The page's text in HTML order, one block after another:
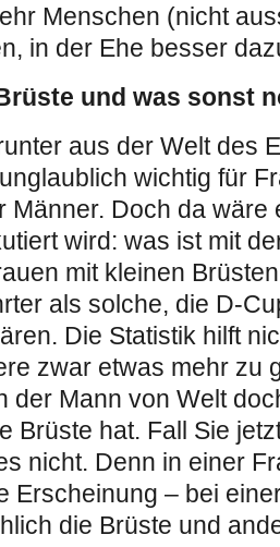
Menschen (nicht
in der Ehe besser
und was sonst
aus der Welt des
wichtig für
Männer. Doch da wäre
wird: was ist mit
mit kleinen
als solche, die D-
Die Statistik hilft
zwar etwas mehr zu
der Mann von Welt
Brüste hat. Fall Sie
nicht. Denn in einer
Erscheinung – bei
die Brüste und